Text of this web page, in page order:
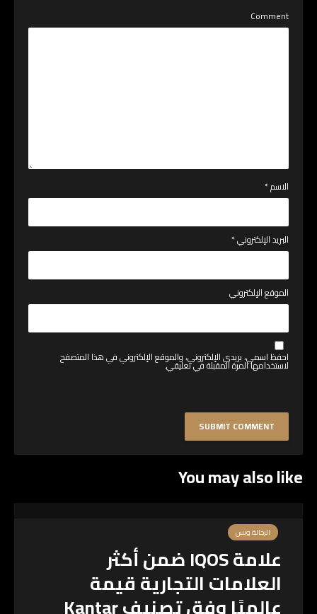
Comment
الاسم*
البريد الإلكتروني*
الموقع الإلكتروني
احفظ اسمي، بريدي الإلكتروني، والموقع الإلكتروني في هذا المتصفح
لاستخدامها المرة المقبلة في تعليقي.
You may also like
الرجالة وبس
علامة IQOS ضمن أكثر
العلامات التجارية قيمة